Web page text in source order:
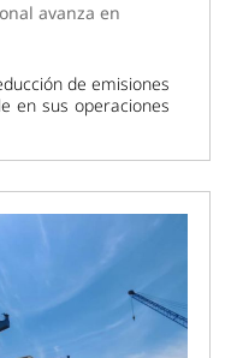
avanza en
de emisiones
en sus operaciones